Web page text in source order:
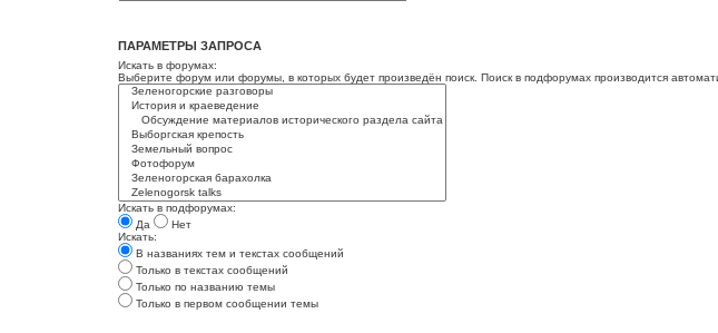
ПАРАМЕТРЫ ЗАПРОСА
Искать в форумах:
Выберите форум или форумы, в которых будет произведён поиск. Поиск в подфорумах производится
Искать в подфорумах:
Да
Нет
Искать:
В названиях тем и текстах сообщений
Только в текстах сообщений
Только по названию темы
Только в первом сообщении темы